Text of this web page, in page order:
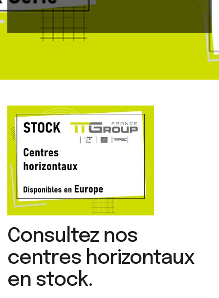
Consultez nos
centres horizontaux
en stock.